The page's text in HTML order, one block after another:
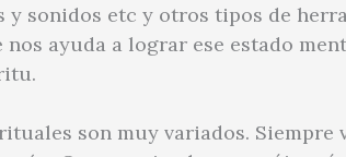
sonidos etc y otros tipos de
ayuda a lograr ese estado
son muy variados. Siempre